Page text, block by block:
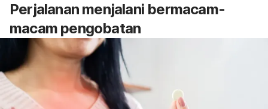
Perjalanan menjalani bermacam-
macam pengobatan